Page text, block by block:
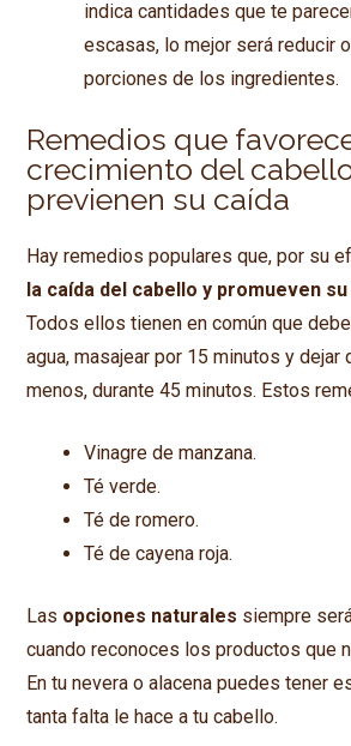
indica cantidades que te
escasas, lo mejor será reducir
porciones de los ingredientes.
Remedios que
crecimiento del
previenen su caída
Hay remedios populares que, por su
la caída del cabello y promueven
Todos ellos tienen en común que
agua, masajear por 15 minutos y dejar
menos, durante 45 minutos. Estos
Vinagre de manzana.
Té verde.
Té de romero.
Té de cayena roja.
Las opciones naturales siempre
cuando reconoces los productos que
En tu nevera o alacena puedes tener
tanta falta le hace a tu cabello.